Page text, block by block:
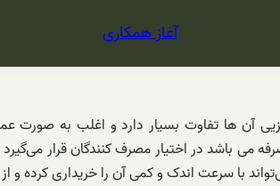
آغاز همکاری
آن ها تفاوت بسیار دارد و اغلب به صورت
می باشد در اختیار مصرف کنندگان قرار
با سرعت اندک و کمی آن را خریداری